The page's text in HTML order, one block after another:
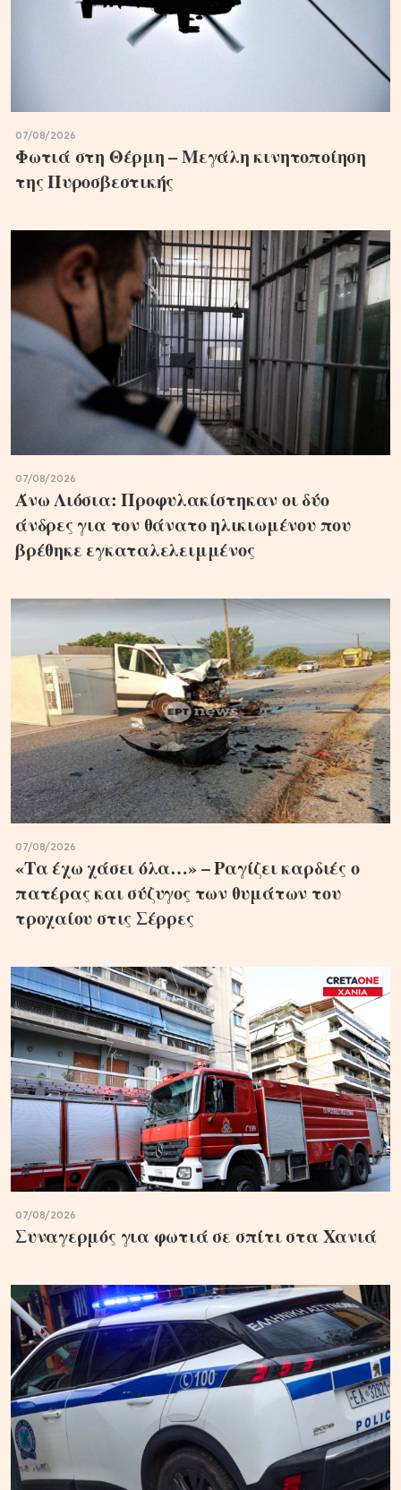
07/08/2026
Φωτιά στη Θέρμη – Μεγάλη κινητοποίηση
της Πυροσβεστικής
07/08/2026
Άνω Λιόσια: Προφυλακίστηκαν οι δύο
άνδρες για τον θάνατο ηλικιωμένου που
βρέθηκε εγκαταλελειμμένος
07/08/2026
«Τα έχω χάσει όλα…» – Ραγίζει καρδιές ο
πατέρας και σύζυγος των θυμάτων του
τροχαίου στις Σέρρες
07/08/2026
Συναγερμός για φωτιά σε σπίτι στα Χανιά